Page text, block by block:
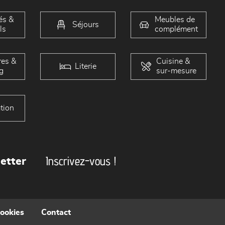
&
Séjours
Meubles de
complément
&
Literie
Cuisine &
sur-mesure
Inscrivez-vous !
Contact